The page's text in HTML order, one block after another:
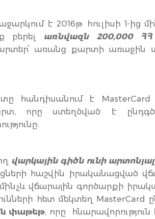
է 2016թ. հուլիսի 1-ից
բերել առնվազն 200,000
առանց քարտի առաջին
հանդիսանում է MasterCard
որը ստեղծված է
վարկային գիծն ունի
հաշվին իրականացված
վճարային գործարքի
հետ մեկտեղ MasterCard
փաթեթ, որը հնարավորություն